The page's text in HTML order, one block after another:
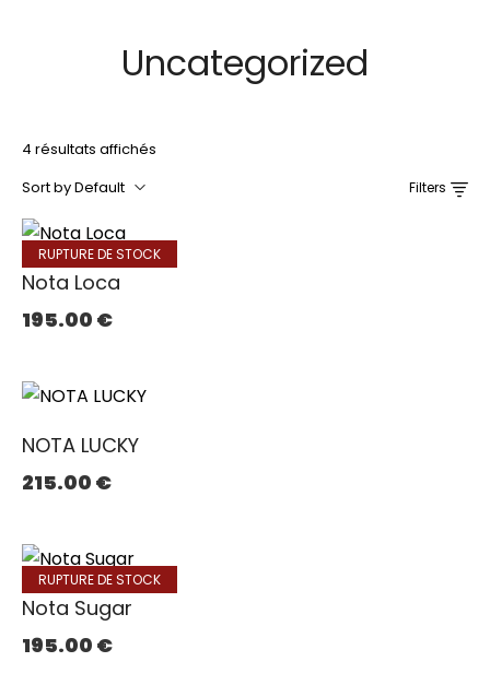
Uncategorized
4 résultats affichés
Sort by Default
Filters
RUPTURE DE STOCK
Nota Loca
195.00 €
NOTA LUCKY
215.00 €
RUPTURE DE STOCK
Nota Sugar
195.00 €